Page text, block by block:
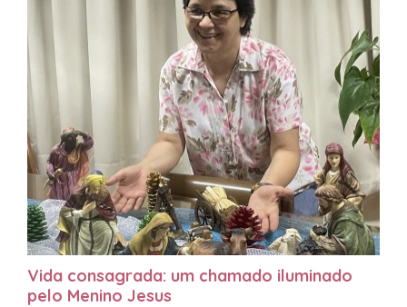
Vida consagrada: um chamado iluminado
pelo Menino Jesus